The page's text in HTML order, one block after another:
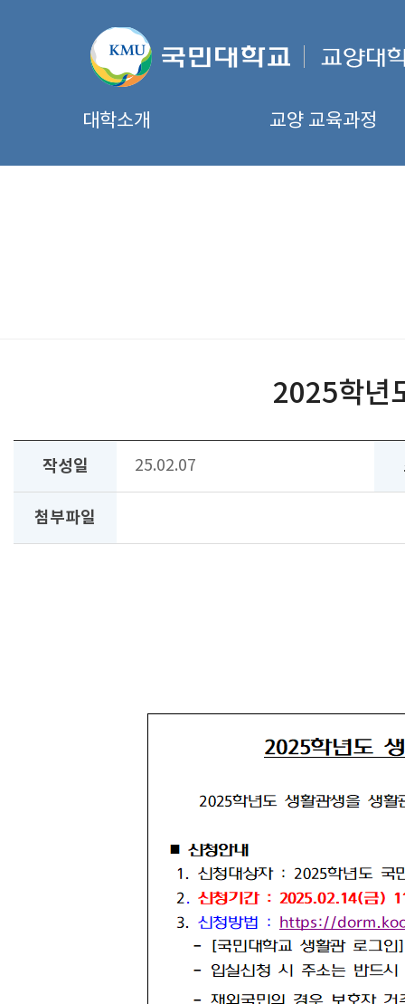
대학소개 교양 교육과정
2025학년
작성일 25.02.07
첨부파일